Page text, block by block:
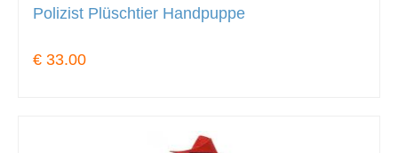
Polizist Plüschtier Handpuppe
€ 33.00